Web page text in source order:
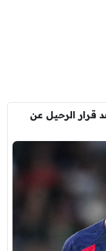
قرار الرحيل عن